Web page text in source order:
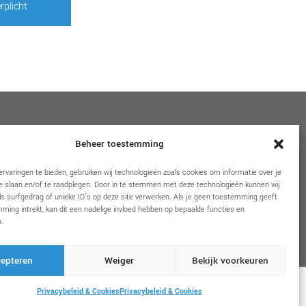
Beheer toestemming
te bieden, gebruiken wij technologieën zoals cookies om informatie over je
slaan en/of te raadplegen. Door in te stemmen met deze technologieën kunnen wij
surfgedrag of unieke ID's op deze site verwerken. Als je geen toestemming geeft
intrekt, kan dit een nadelige invloed hebben op bepaalde functies en
Weiger Bekijk voorkeuren
Privacybeleid & CookiesPrivacybeleid & Cookies
VOLG ONS